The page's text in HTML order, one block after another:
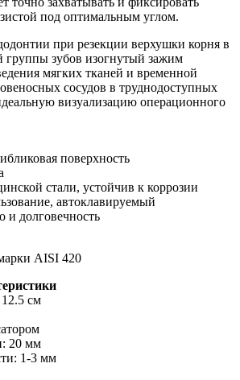
под оптимальным углом.
при резекции верхушки корня в
группы зубов изогнутый зажим
мягких тканей и временной
сосудов в труднодоступных
визуализацию операционного
поверхность
стали, устойчив к коррозии
автоклавируемый
и долговечность
AISI 420
см
20 мм
1-3 мм